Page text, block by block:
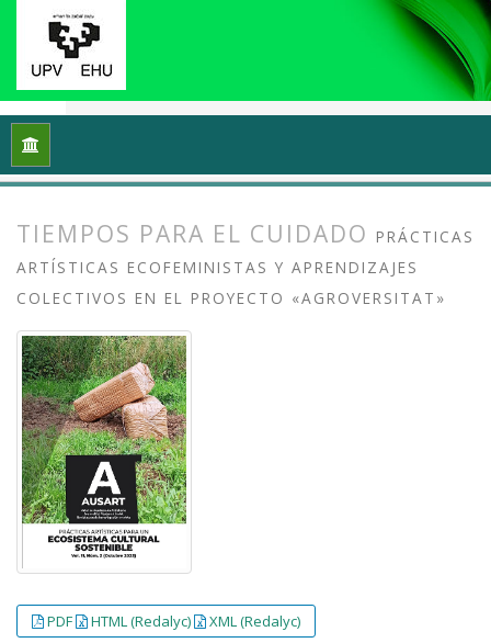
Inicio
TIEMPOS PARA EL CUIDADO PRÁCTICAS
ARTÍSTICAS ECOFEMINISTAS Y APRENDIZAJES
COLECTIVOS EN EL PROYECTO «AGROVERSITAT»
PDF HTML (Redalyc) XML (Redalyc)